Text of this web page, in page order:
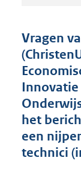
Vragen
Innovatie
het
een
technici